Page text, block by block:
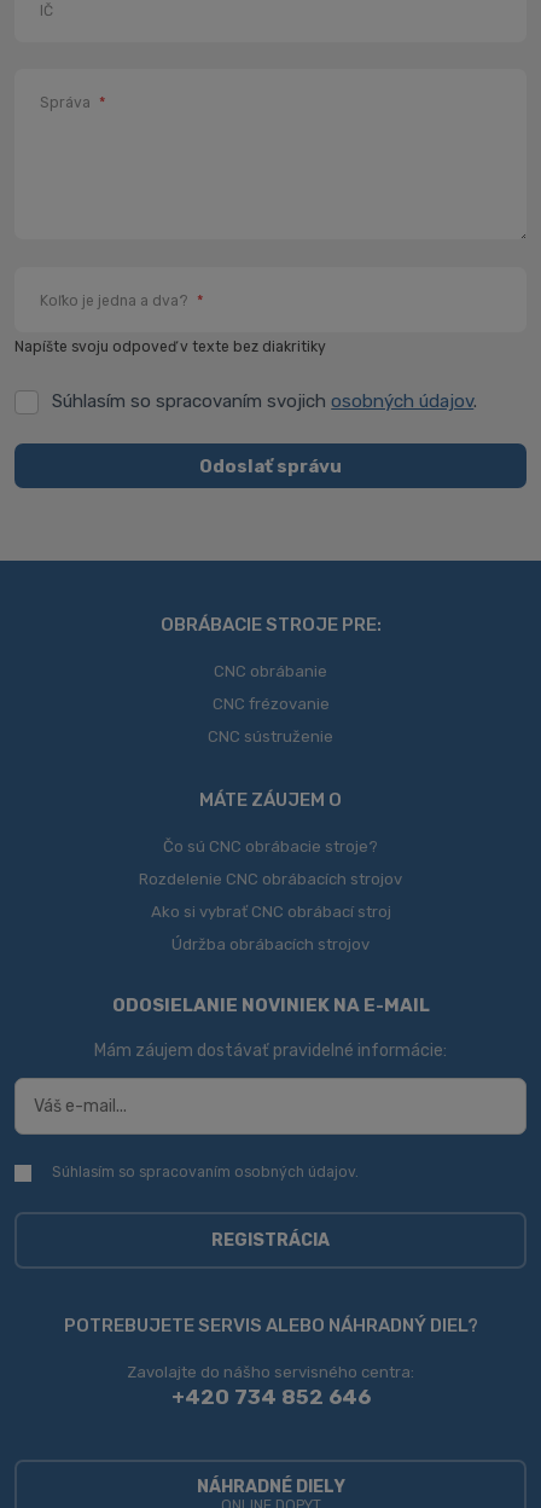
IČ
Správa *
Koľko je jedna a dva? *
Napíšte svoju odpoveď v texte bez diakritiky
Súhlasím
spracovaním
svojich
Súhlasím so spracovaním svojichosobných údajov.
Odoslať správu
OBRÁBACIE STROJE PRE:
CNC obrábanie
CNC frézovanie
CNC sústruženie
MÁTE ZÁUJEM O
Čo sú CNC obrábacie stroje?
Rozdelenie CNC obrábacích strojov
Ako si vybrať CNC obrábací stroj
Údržba obrábacích strojov
ODOSIELANIE NOVINIEK NA E-MAIL
Mám záujem dostávať pravidelné informácie:
Súhlasím
spracovaním
Súhlasím so spracovaním osobných údajov.
REGISTRÁCIA
sa
nepodarilo
POTREBUJETE SERVIS ALEBO NÁHRADNÝ DIEL?
Zavolajte do nášho servisného centra:
+420 734 852 646
NÁHRADNÉ DIELY